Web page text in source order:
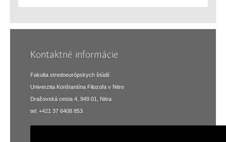
Kontaktné informácie
Fakulta stredoeurópskych štúdií
Univerzita Konštantína Filozofa v Nitre
Dražovská cesta 4, 949 01, Nitra
tel: +421 37 6408 853